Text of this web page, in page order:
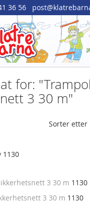
36 56
for:
3 30 m"
1130
Sorter etter
3 30 m 1130
3 30 m 1130